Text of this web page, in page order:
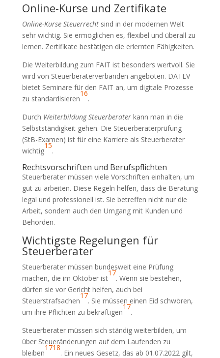
Online-Kurse und Zertifikate
Online-Kurse Steuerrechtsind in der modernen Welt
sehr wichtig. Sie ermöglichen es, flexibel und überall zu
lernen. Zertifikate bestätigen die erlernten Fähigkeiten.
Die Weiterbildung zum FAIT ist besonders wertvoll. Sie
wird von Steuerberaterverbänden angeboten. DATEV
bietet Seminare für den FAIT an, um digitale Prozesse
zu standardisieren
16
.
Durch Weiterbildung Steuerberaterkann man in die
Selbstständigkeit gehen. Die Steuerberaterprüfung
(StB-Examen) ist für eine Karriere als Steuerberater
wichtig
15
.
Rechtsvorschriften und Berufspflichten
Steuerberater müssen viele Vorschriften einhalten, um
gut zu arbeiten. Diese Regeln helfen, dass die Beratung
legal und professionell ist. Sie betreffen nicht nur die
Arbeit, sondern auch den Umgang mit Kunden und
Behörden.
Wichtigste Regelungen für
Steuerberater
Steuerberater müssen bundesweit eine Prüfung
machen, die im Oktober ist
17
. Wenn sie bestehen,
dürfen sie vor Gericht helfen, auch bei
Steuerstrafsachen
17
. Sie müssen einen Eid schwören,
um ihre Pflichten zu bekräftigen
17
.
Steuerberater müssen sich ständig weiterbilden, um
über Steueränderungen auf dem Laufenden zu
bleiben
1718
. Ein neues Gesetz, das ab 01.07.2022 gilt,